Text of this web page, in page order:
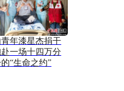
年漆星杰捐干
一场十四万分
“生命之约”